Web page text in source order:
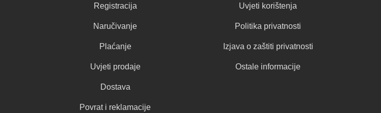
Registracija
Naručivanje
Plaćanje
Uvjeti prodaje
Dostava
Povrat i reklamacije
Uvjeti korištenja
Politika privatnosti
Izjava o zaštiti privatnosti
Ostale informacije